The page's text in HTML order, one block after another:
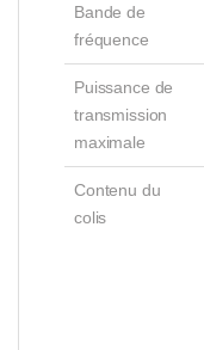
Bande de
fréquence
Puissance de
transmission
maximale
Contenu du
colis